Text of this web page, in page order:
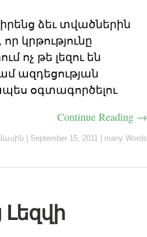
ձեւ տվածներին
կրթությունը
ոչ թե լեզու են
ազդեցության
օգտագործելու
Continue Reading →
September 15, 2011 many Words
Լեզվի